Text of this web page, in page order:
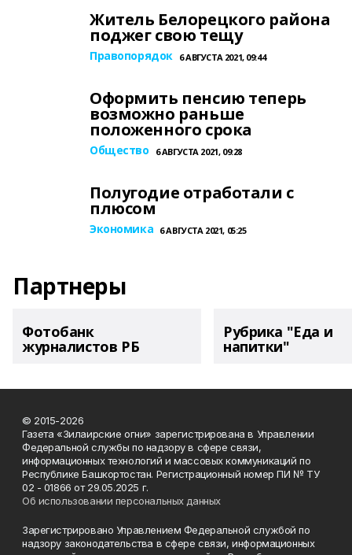
Житель Белорецкого района
поджег свою тещу
Правопорядок 6 АВГУСТА 2021, 09:44
Оформить пенсию теперь
возможно раньше
положенного срока
Общество 6 АВГУСТА 2021, 09:28
Полугодие отработали с
плюсом
Экономика 6 АВГУСТА 2021, 05:25
Партнеры
Фотобанк
журналистов РБ
Рубрика "Еда и
напитки"
© 2015-2026
Газета «Зилаирские огни» зарегистрирована в Управлении
Федеральной службы по надзору в сфере связи,
информационных технологий и массовых коммуникаций по
Республике Башкортостан. Регистрационный номер ПИ № ТУ
02 - 01866 от 29.05.2025 г.
Об использовании персональных данных
Зарегистрировано Управлением Федеральной службой по
надзору законодательства в сфере связи, информационных